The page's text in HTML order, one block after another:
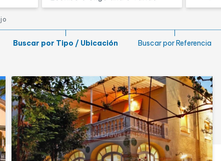
De lujo
Lic. turística
Buscar por Tipo / Ubicación Buscar por Referencia